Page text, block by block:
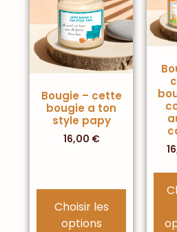
Bougie – cette
bougie a ton
style papy
16,00 €
Choisir les
options